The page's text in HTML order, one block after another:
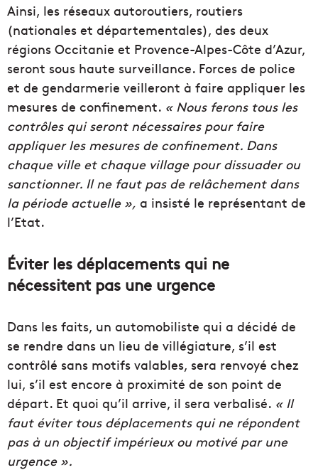
Ainsi, les réseaux autoroutiers, routiers
(nationales et départementales), des deux
régions Occitanie et Provence-Alpes-Côte d’Azur,
seront sous haute surveillance. Forces de police
et de gendarmerie veilleront à faire appliquer les
mesures de confinement. « Nous ferons tous les
contrôles qui seront nécessaires pour faire
appliquer les mesures de confinement. Dans
chaque ville et chaque village pour dissuader ou
sanctionner. Il ne faut pas de relâchement dans
la période actuelle », a insisté le représentant de
l’Etat.
Éviterles déplacements qui ne
nécessitent pas une urgence
Dans les faits, un automobiliste qui a décidé de
se rendre dans un lieu de villégiature, s’il est
contrôlé sans motifs valables, sera renvoyé chez
lui, s’il est encore à proximité de son point de
départ. Et quoi qu’il arrive, il sera verbalisé. « Il
faut éviter tous déplacements qui ne répondent
pas à un objectif impérieux ou motivé par une
urgence ».